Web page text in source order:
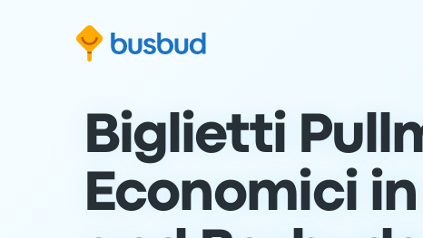
al modulo di ricerca
Passa al contenuto
Vai al piè di pagina
Biglietti
Economici